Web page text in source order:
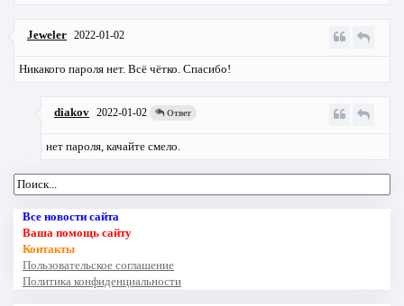
Jeweler 2022-01-02
Никакого пароля нет. Всё чётко. Спасибо!
diakov 2022-01-02 Ответ
нет пароля, качайте смело.
Все новости сайта
Ваша помощь сайту
Контакты
Пользовательское соглашение
Политика конфиденциальности